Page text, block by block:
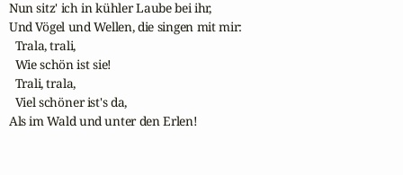
Nun sitz' ich in kühler Laube bei ihr,
Und Vögel und Wellen, die singen mit mir:
  Trala, trali,
  Wie schön ist sie!
  Trali, trala,
  Viel schöner ist's da,
Als im Wald und unter den Erlen!